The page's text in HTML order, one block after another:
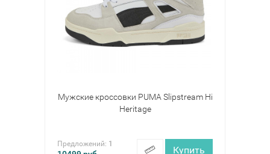
Мужские кроссовки PUMA Slipstream Hi
Heritage
Предложений: 1
Купить